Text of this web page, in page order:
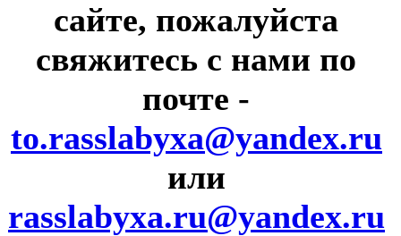
сайте, пожалуйста
свяжитесь с нами по
почте -
to.rasslabyxa@yandex.ru
или
rasslabyxa.ru@yandex.ru